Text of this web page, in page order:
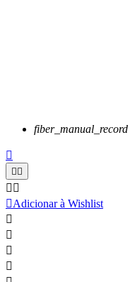
fiber_manual_record

 
 
Adicionar à Wishlist



